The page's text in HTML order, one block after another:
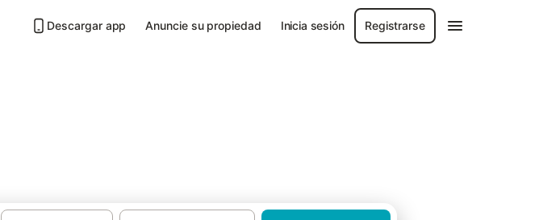
Descargar app Anuncie su propiedad Inicia sesión Registrarse